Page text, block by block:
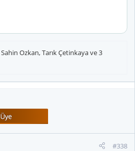
Sahin Ozkan,Tarık Çetinkayave 3
#338